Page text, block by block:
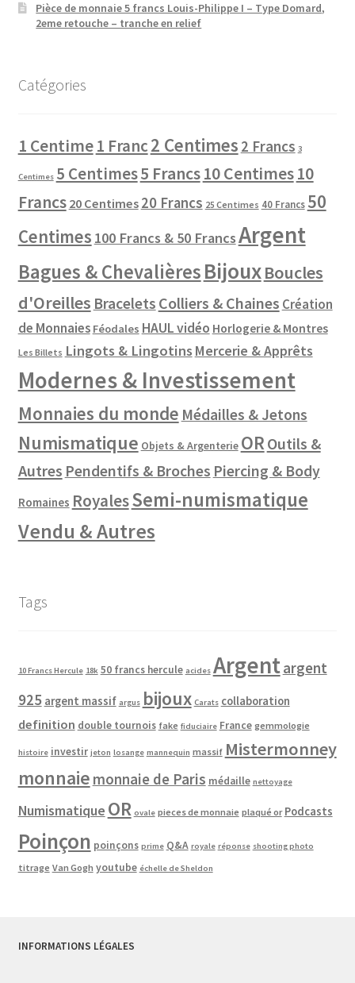
Pièce de monnaie 5 francs Louis-Philippe I – Type Domard,
2eme retouche – tranche en relief
Catégories
1 Centime1 Franc2 Centimes 2 Francs 3
Centimes 5 Centimes5 Francs10 Centimes10
Francs 20 Centimes 20 Francs 25 Centimes 40 Francs 50
Centimes 100 Francs & 50 FrancsArgent
Bagues & ChevalièresBijouxBoucles
d'Oreilles Bracelets Colliers & Chaines Création
de Monnaies Féodales HAUL vidéo Horlogerie & Montres
Les Billets Lingots & Lingotins Mercerie & Apprêts
Modernes & Investissement
Monnaies du monde Médailles & Jetons
Numismatique Objets & Argenterie OR Outils &
Autres Pendentifs & Broches Piercing & Body
Romaines RoyalesSemi-numismatique
Vendu & Autres
Tags
10 Francs Hercule 18k 50 francs hercule acides Argentargent
925 argent massif argus bijoux Carats collaboration
definition double tournois fake fiduciaire France gemmologie
histoire investir jeton losange mannequin massif Mistermonney
monnaie monnaie de Paris médaille nettoyage
Numismatique OR ovale pieces de monnaie plaqué or Podcasts
Poinçon poinçons prime Q&A royale réponse shooting photo
titrage Van Gogh youtube échelle de Sheldon
INFORMATIONS LÉGALES